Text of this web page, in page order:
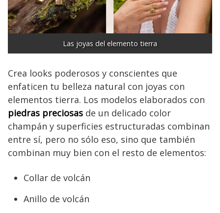
Las joyas del elemento tierra
Crea looks poderosos y conscientes que
enfaticen tu belleza natural con joyas con
elementos tierra. Los modelos elaborados con
piedras preciosas de un delicado color
champán y superficies estructuradas combinan
entre sí, pero no sólo eso, sino que también
combinan muy bien con el resto de elementos:
Collar de volcán
Anillo de volcán